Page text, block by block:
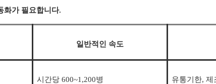
화가 필요합니다.
일반적인 속도
시간당 600~1,200병 유통기한, 제